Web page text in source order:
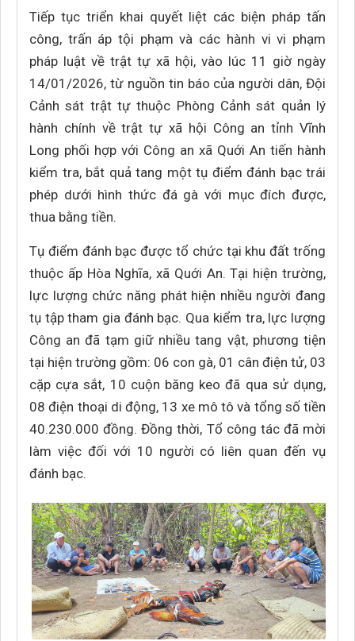
Tiếp tục triển khai quyết liệt các biện pháp tấn
công, trấn áp tội phạm và các hành vi vi phạm
pháp luật về trật tự xã hội, vào lúc 11 giờ ngày
14/01/2026, từ nguồn tin báo của người dân, Đội
Cảnh sát trật tự thuộc Phòng Cảnh sát quản lý
hành chính về trật tự xã hội Công an tỉnh Vĩnh
Long phối hợp với Công an xã Quới An tiến hành
kiểm tra, bắt quả tang một tụ điểm đánh bạc trái
phép dưới hình thức đá gà với mục đích được,
thua bằng tiền.
Tụ điểm đánh bạc được tổ chức tại khu đất trống
thuộc ấp Hòa Nghĩa, xã Quới An. Tại hiện trường,
lực lượng chức năng phát hiện nhiều người đang
tụ tập tham gia đánh bạc. Qua kiểm tra, lực lượng
Công an đã tạm giữ nhiều tang vật, phương tiện
tại hiện trường gồm: 06 con gà, 01 cân điện tử, 03
cặp cựa sắt, 10 cuộn băng keo đã qua sử dụng,
08 điện thoại di động, 13 xe mô tô và tổng số tiền
40.230.000 đồng. Đồng thời, Tổ công tác đã mời
làm việc đối với 10 người có liên quan đến vụ
đánh bạc.